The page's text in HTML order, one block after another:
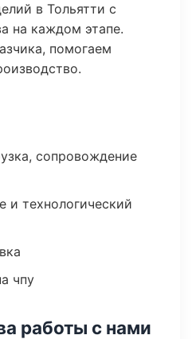
в Тольятти с
на каждом этапе.
помогаем
сопровождение
и технологический
чпу
работы с нами